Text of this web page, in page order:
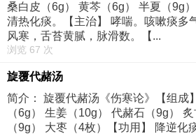
桑白皮（6g） 黄芩（6g） 半夏（9g
清热化痰。【主治】 哮喘。咳嗽痰多
风寒，舌苔黄腻，脉滑数。【...
浏览 67 次
旋覆代赭汤
简介： 旋覆代赭汤《伤寒论》【组成
（6g） 生姜（10g） 代赭石（9g）
（9g） 大枣（4枚）【功用】 降逆化